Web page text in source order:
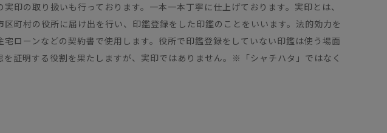
実印の取り扱いも行っております。一本一本丁寧に仕上げております。実印とは、
区町村の役所に届け出を行い、印鑑登録をした印鑑のことをいいます。法的効力を
宅ローンなどの契約書で使用します。役所で印鑑登録をしていない印鑑は使う場面
を証明する役割を果たしますが、実印ではありません。※「シャチハタ」ではなく